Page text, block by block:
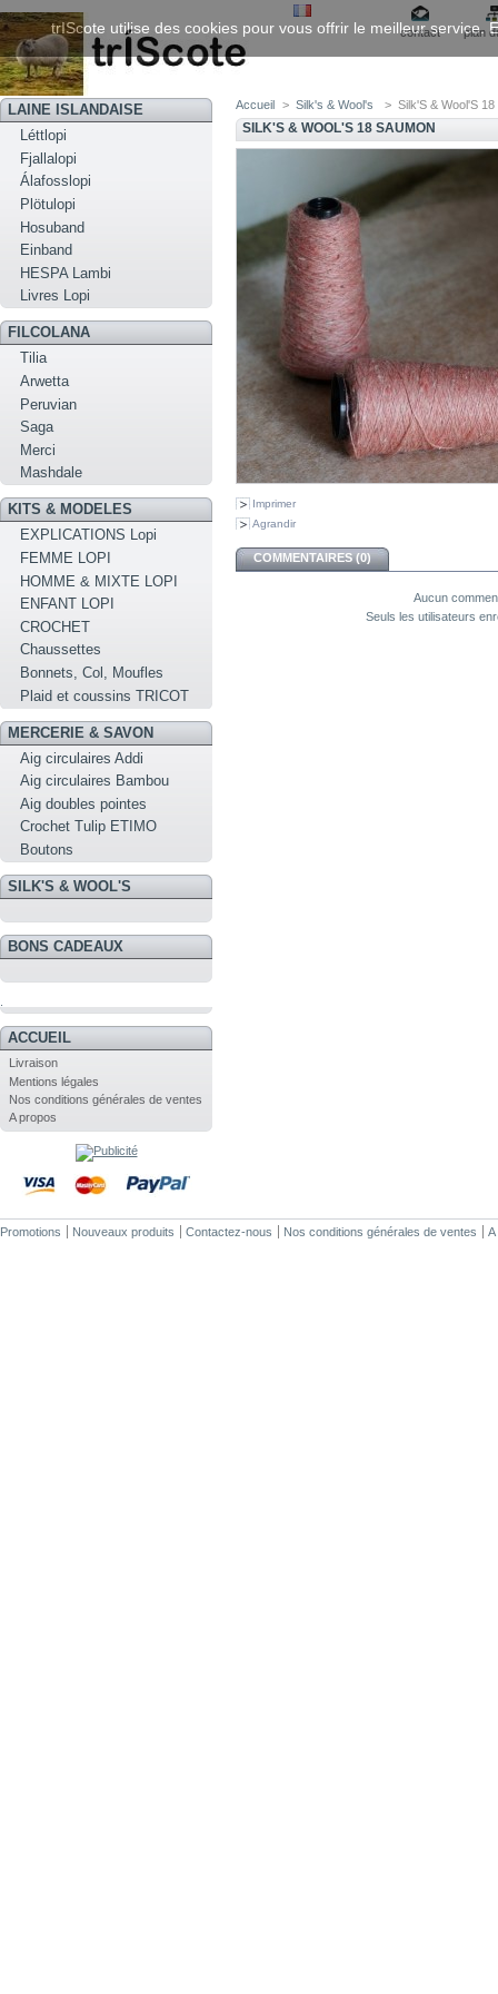
contact plan
LAINE ISLANDAISE
Léttlopi
Fjallalopi
Álafosslopi
Plötulopi
Hosuband
Einband
HESPA Lambi
Livres Lopi
FILCOLANA
Tilia
Arwetta
Peruvian
Saga
Merci
Mashdale
KITS & MODELES
EXPLICATIONS Lopi
FEMME LOPI
HOMME & MIXTE LOPI
ENFANT LOPI
CROCHET
Chaussettes
Bonnets, Col, Moufles
Plaid et coussins TRICOT
MERCERIE & SAVON
Aig circulaires Addi
Aig circulaires Bambou
Aig doubles pointes
Crochet Tulip ETIMO
Boutons
SILK'S & WOOL'S
BONS CADEAUX
ACCUEIL
Livraison
Mentions légales
Nos conditions générales de ventes
A propos
Accueil > Silk's & Wool's > Silk'S & Wool'S
SILK'S & WOOL'S 18 SAUMON
Imprimer
Agrandir
COMMENTAIRES (0)
Aucun
Seuls les utilisateurs
Promotions Nouveaux produits Contactez-nous Nos conditions générales de ventes A
trIScote utilise des cookies pour vous offrir le meilleur